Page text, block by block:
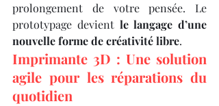
prolongement de votre pensée. Le
prototypage devient le langage d’une
nouvelle forme de créativité libre.
Imprimante 3D : Une solution
agile pour les réparations du
quotidien